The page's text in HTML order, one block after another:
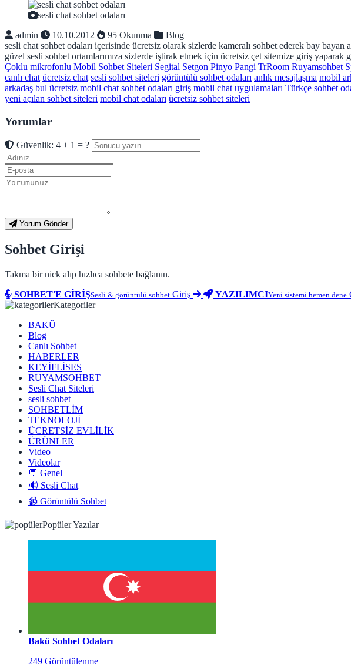
sesli chat sohbet odaları
admin
10.10.2012 95 Okunma
Blog
sesli chat sohbet odaları içerisinde ücretsiz olarak sizlerde kameralı sohbet ederek bay
güzel sesli sohbet ortamlarımıza sizlerde iştirak etmek için ücretsiz çet sitemize giriş
Çoklu mikrofonlu Mobil Sohbet Siteleri Segital Setgon Pinyo Pangi TrRoom Ruyamsohbet
canlı chat ücretsiz chat sesli sohbet siteleri görüntülü sohbet odaları anlık mesajlaşma mobil
arkadaş bul ücretsiz mobil chat sohbet odaları giriş mobil chat uygulamaları Türkçe sohbet
yeni açılan sohbet siteleri mobil chat odaları ücretsiz sohbet siteleri
Yorumlar
Güvenlik: 4 + 1 = ?
Yorum Gönder
Sohbet Girişi
Takma bir nick alıp hızlıca sohbete bağlanın.
SOHBET'E GİRİŞSesli & görüntülü sohbet Giriş YAZILIMCIYeni sistemi hemen dene
Kategoriler
BAKÜ
Blog
Canlı Sohbet
HABERLER
KEYİFLİSES
RUYAMSOHBET
Sesli Chat Siteleri
sesli sohbet
SOHBETLİM
TEKNOLOJİ
ÜCRETSİZ EVLİLİK
ÜRÜNLER
Video
Videolar
💬 Genel
🔊 Sesli Chat
📹 Görüntülü Sohbet
Popüler Yazılar
Bakü Sohbet Odaları
249 Görüntülenme